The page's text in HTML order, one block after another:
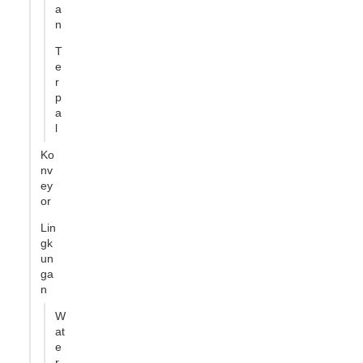
a
n
T
e
r
p
a
l
Ko
nv
ey
or
Lin
gk
un
ga
n
W
at
e